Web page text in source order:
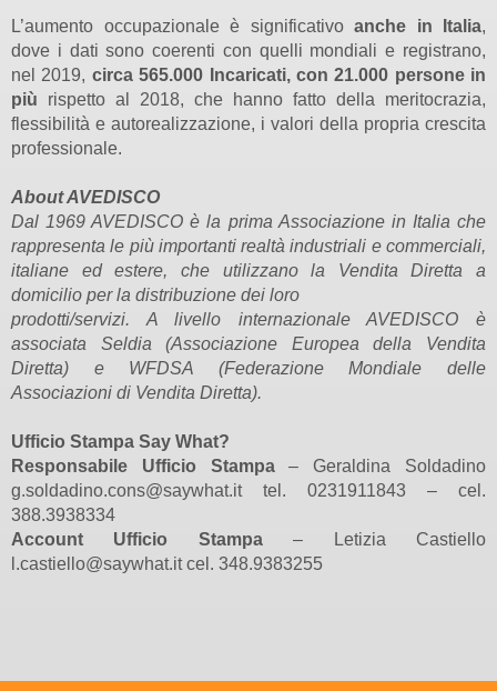
L’aumento occupazionale è significativo anche in Italia,
dove i dati sono coerenti con quelli mondiali e registrano,
nel 2019, circa 565.000 Incaricati, con 21.000 persone in
più rispetto al 2018, che hanno fatto della meritocrazia,
flessibilità e autorealizzazione, i valori della propria crescita
professionale.
About AVEDISCO
Dal 1969 AVEDISCO è la prima Associazione in Italia che
rappresenta le più importanti realtà industriali e commerciali,
italiane ed estere, che utilizzano la Vendita Diretta a
domicilio per la distribuzione dei loro
prodotti/servizi. A livello internazionale AVEDISCO è
associata Seldia (Associazione Europea della Vendita
Diretta) e WFDSA (Federazione Mondiale delle
Associazioni di Vendita Diretta).
Ufficio Stampa Say What?
Responsabile Ufficio Stampa– Geraldina Soldadino
g.soldadino.cons@saywhat.it tel. 0231911843 – cel.
388.3938334
Account Ufficio Stampa– Letizia Castiello
l.castiello@saywhat.it cel. 348.9383255